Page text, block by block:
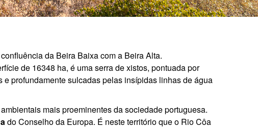
da Beira Baixa com a Beira Alta.
de 16348 ha, é uma serra de xistos, pontuada por
profundamente sulcadas pelas insípidas linhas de água
mais proeminentes da sociedade portuguesa.
do Conselho da Europa. É neste território que o Rio Côa